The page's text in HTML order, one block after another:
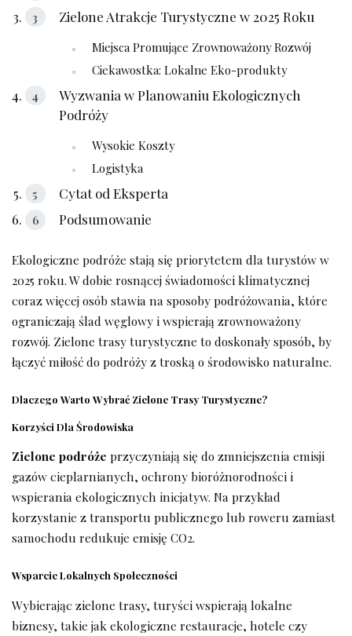
Zielone Atrakcje Turystyczne w 2025 Roku
Miejsca Promujące Zrownoważony Rozwój
Ciekawostka: Lokalne Eko-produkty
Wyzwania w Planowaniu Ekologicznych
Podróży
Wysokie Koszty
Logistyka
Cytat od Eksperta
Podsumowanie
Ekologiczne podróże stają się priorytetem dla turystów w
2025 roku. W dobie rosnącej świadomości klimatycznej
coraz więcej osób stawia na sposoby podróżowania, które
ograniczają ślad węglowy i wspierają zrownoważony
rozwój. Zielone trasy turystyczne to doskonały sposób, by
łączyć miłość do podróży z troską o środowisko naturalne.
Dlaczego Warto Wybrać Zielone Trasy Turystyczne?
Korzyści Dla Środowiska
Zielone podróże przyczyniają się do zmniejszenia emisji
gazów cieplarnianych, ochrony bioróżnorodności i
wspierania ekologicznych inicjatyw. Na przykład
korzystanie z transportu publicznego lub roweru zamiast
samochodu redukuje emisję CO2.
Wsparcie Lokalnych Społeczności
Wybierając zielone trasy, turyści wspierają lokalne
biznesy, takie jak ekologiczne restauracje, hotele czy